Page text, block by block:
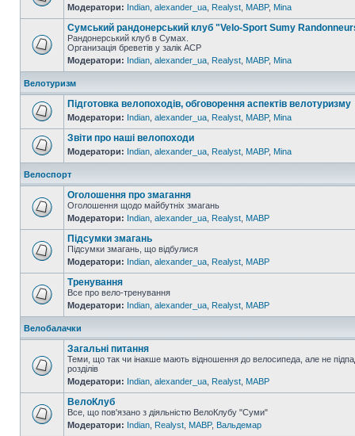
Модератори: Indian alexander_ua Realyst MABP, Mina
Сумський рандонерський клуб "Velo-Sport Sumy
Рандонерський клуб в Сумах.
Организація бреветів у залік АСР
Модератори: Indian alexander_ua Realyst MABP, Mina
Велотуризм
Підготовка велопоходів, обговорення аспектів велотуризму
Модератори: Indian alexander_ua Realyst MABP, Mina
Звіти про наші велопоходи
Модератори: Indian alexander_ua Realyst MABP, Mina
Велоспорт
Оголошення про змагання
Оголошення щодо майбутніх змагань
Модератори: Indian alexander_ua Realyst MABP
Підсумки змагань
Підсумки змагань, що відбулися
Модератори: Indian alexander_ua Realyst MABP
Тренування
Все про вело-тренування
Модератори: Indian alexander_ua Realyst MABP
Велобалачки
Загальні питання
Теми, що так чи інакше мають відношення до велосипеда, але не
розділів
Модератори: Indian alexander_ua Realyst MABP
ВелоКлуб
Все, що пов'язано з діяльністю ВелоКлубу "Суми"
Модератори: Indian Realyst MABP, Вальдемар